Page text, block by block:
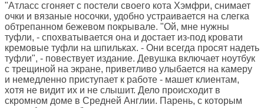
"Атласс сгоняет с постели своего кота Хэмфри, снимает
очки и вязаные носочки, удобно устраивается на слегка
обтрепанном бежевом покрывале. "Ой, мне нужны
туфли, - спохватывается она и достает из-под кровати
кремовые туфли на шпильках. - Они всегда просят надеть
туфли", - повествует издание. Девушка включает ноутбук
с трещиной на экране, приветливо улыбается на камеру
и немедленно приступает к работе - машет клиентам,
хотя не видит их и не слышит. Дело происходит в
скромном доме в Средней Англии. Парень, с которым